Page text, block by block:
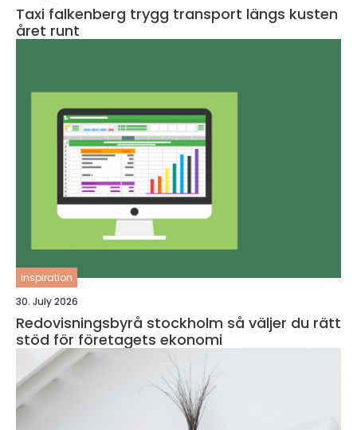
Taxi falkenberg trygg transport längs kusten
året runt
inspiration
30. July 2026
Redovisningsbyrå stockholm så väljer du rätt
stöd för företagets ekonomi